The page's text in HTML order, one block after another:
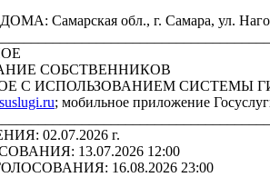
Самарская обл., г. Самара, ул.
СОБСТВЕННИКОВ
С ИСПОЛЬЗОВАНИЕМ СИСТЕМЫ
; мобильное приложение
02.07.2026 г.
13.07.2026 12:00
16.08.2026 23:00